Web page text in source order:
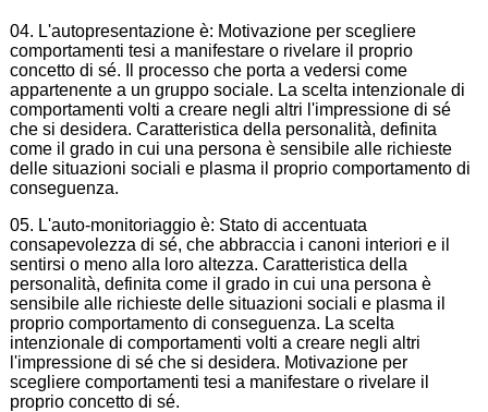
04. L'autopresentazione è: Motivazione per scegliere
comportamenti tesi a manifestare o rivelare il proprio
concetto di sé. Il processo che porta a vedersi come
appartenente a un gruppo sociale. La scelta intenzionale di
comportamenti volti a creare negli altri l'impressione di sé
che si desidera. Caratteristica della personalità, definita
come il grado in cui una persona è sensibile alle richieste
delle situazioni sociali e plasma il proprio comportamento di
conseguenza.
05. L'auto-monitoriaggio è: Stato di accentuata
consapevolezza di sé, che abbraccia i canoni interiori e il
sentirsi o meno alla loro altezza. Caratteristica della
personalità, definita come il grado in cui una persona è
sensibile alle richieste delle situazioni sociali e plasma il
proprio comportamento di conseguenza. La scelta
intenzionale di comportamenti volti a creare negli altri
l'impressione di sé che si desidera. Motivazione per
scegliere comportamenti tesi a manifestare o rivelare il
proprio concetto di sé.